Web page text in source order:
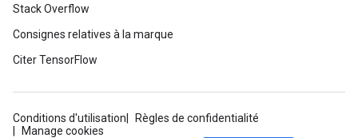
Stack Overflow
Consignes relatives à la marque
Citer TensorFlow
Conditions d'utilisation
Règles de confidentialité
Manage cookies